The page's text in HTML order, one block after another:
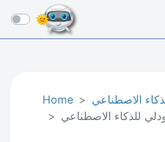
☰
Home
الاصطناعي
للذكاء الاصطناعي